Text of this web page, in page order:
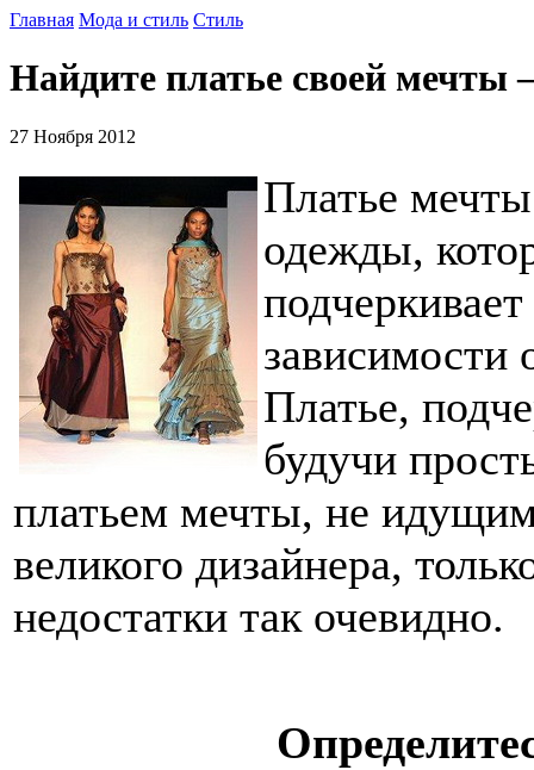
Главная Мода и стиль Стиль
Найдите платье своей мечты
27 Ноября 2012
Платье
одежды,
зависимости
Платье,
будучи
платьем мечты, не
великого дизайнера,
недостатки так очевидно.